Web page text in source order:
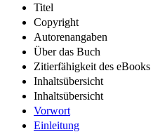
Titel
Copyright
Autorenangaben
Über das Buch
Zitierfähigkeit des eBooks
Inhaltsübersicht
Inhaltsübersicht
Vorwort
Einleitung